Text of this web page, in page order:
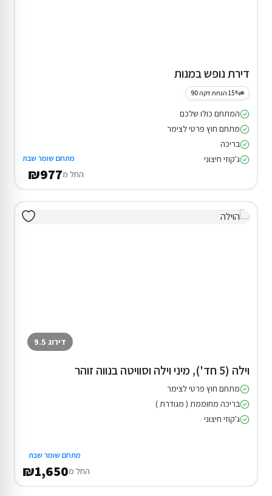
דירת נופש במנות
15% הנחת דקה 90
המתחם כולו שלכם
מתחם חוץ פרטי לצימר
בריכה
ג'קוזי חיצוני
מתחם שומר שבת
החל מ₪977
דירוג 9.5
וילה (5 חד'), מיני וילה וסוויטה בנווה זוהר
מתחם חוץ פרטי לצימר
בריכה מחוממת ( מגודרת )
ג'קוזי חיצוני
מתחם שומר שבת
החל מ₪1,650